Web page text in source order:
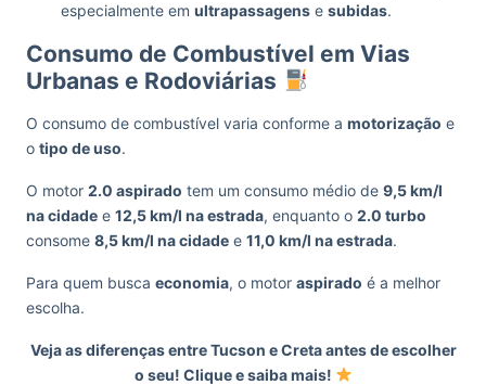
especialmente em ultrapassagens e subidas.
Consumo de Combustível em Vias
Urbanas e Rodoviárias
O consumo de combustível varia conforme a motorização e
o tipo de uso.
O motor 2.0 aspirado tem um consumo médio de 9,5 km/l
na cidade e 12,5 km/l na estrada, enquanto o 2.0 turbo
consome 8,5 km/l na cidade e 11,0 km/l na estrada.
Para quem busca economia, o motor aspirado é a melhor
escolha.
Veja as diferenças entre Tucson e Creta antes de escolher
o seu! Clique e saiba mais!